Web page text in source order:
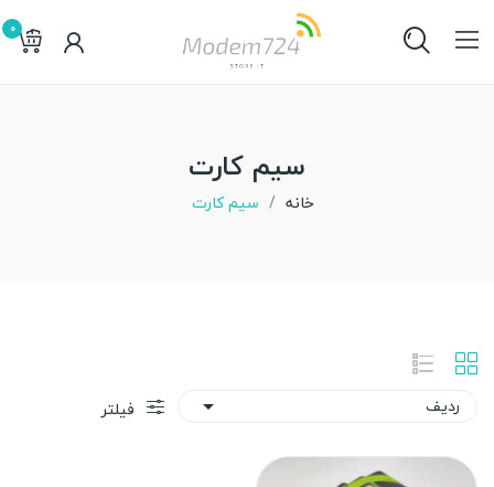
0
سیم کارت
خانه سیم کارت
ردیف 